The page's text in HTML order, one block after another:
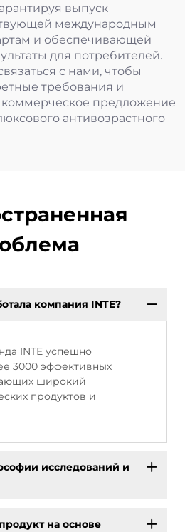
выпуск
международным
и обеспечивающей
для потребителей.
с нами, чтобы
требования и
предложение
антивозрастного
компания INTE?
INTE успешно
3000 эффективных
широкий
продуктов и
исследований и
на основе